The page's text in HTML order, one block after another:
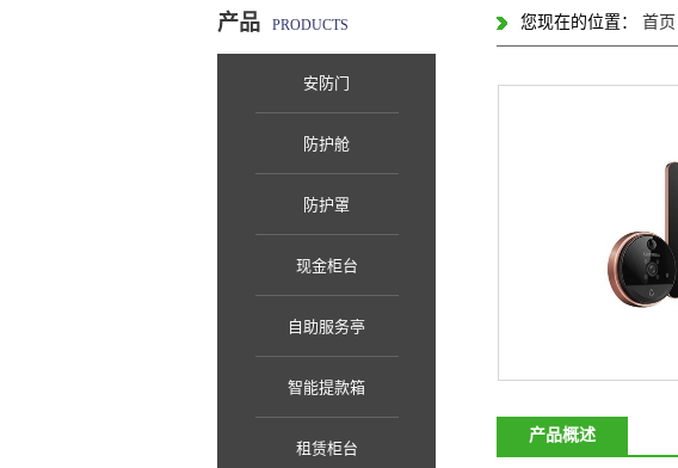
产品 PRODUCTS
安防门
防护舱
防护罩
现金柜台
自助服务亭
智能提款箱
租赁柜台
您现在的位置： 首页
产品概述